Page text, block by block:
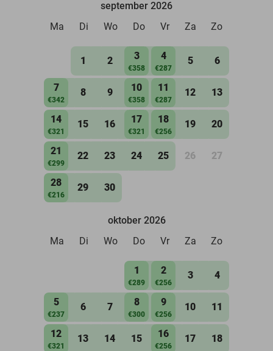
september 2026
Ma
Di Wo Do Vr Za Zo
1 2 3
€358
4
€287
5 6
7
€342
8 9 10
€358
11
€287
12 13
14
€321
15 16 17
€321
18
€256
19 20
21
€299
22 23 24 25 26 27
28
€216
29 30
oktober 2026
Ma
Di Wo Do Vr Za Zo
1
€289
2
€256
3 4
5
€237
6 7 8
€300
9
€256
10 11
12
€321
13 14 15 16
€256
17 18